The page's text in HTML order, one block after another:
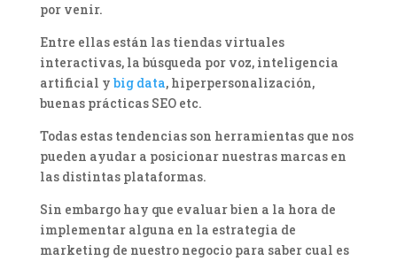
por venir.
Entre ellas están las tiendas virtuales
interactivas, la búsqueda por voz, inteligencia
artificial y big data, hiperpersonalización,
buenas prácticas SEO etc.
Todas estas tendencias son herramientas que nos
pueden ayudar a posicionar nuestras marcas en
las distintas plataformas.
Sin embargo hay que evaluar bien a la hora de
implementar alguna en la estrategia de
marketing de nuestro negocio para saber cual es